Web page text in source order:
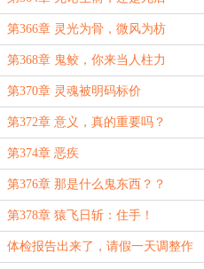
第366章 灵光为骨，微风为枋
第368章 鬼鲛，你来当人柱力
第370章 灵魂被明码标价
第372章 意义，真的重要吗？
第374章 恶疾
第376章 那是什么鬼东西？？
第378章 猿飞日斩：住手！
体检报告出来了，请假一天调整作